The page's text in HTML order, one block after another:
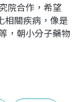
院合作，希望
相關疾病，像是
，朝小分子藥物